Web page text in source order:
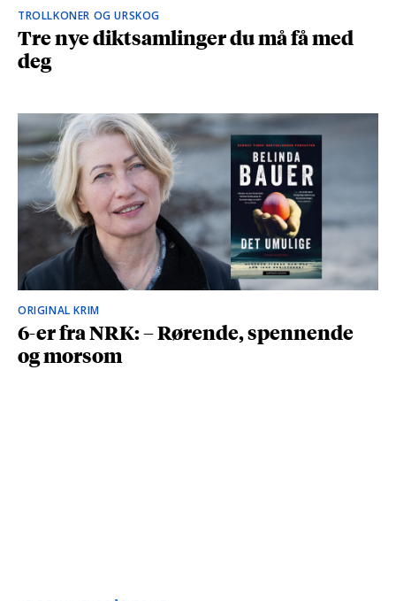
TROLLKONER OG URSKOG
Tre nye diktsamlinger du må få med
deg
ORIGINAL KRIM
6-er fra NRK: – Rørende, spennende
og morsom